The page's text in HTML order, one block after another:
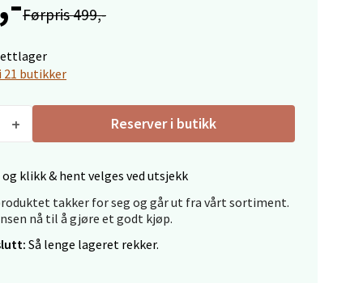
Førpris 499,-
21 butikker
Reserver i butikk
klikk & hent velges ved utsjekk
takker for seg og går ut fra vårt sortiment.
nå til å gjøre et godt kjøp.
Så lenge lageret rekker.